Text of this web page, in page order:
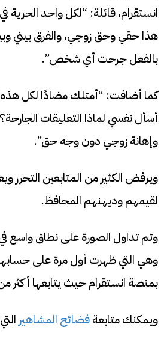
انستقرام، قائلة: “لكل واحد الحرية
هذا حقي وحق زوجي، والفرق بيني
بالفعل جرحت أي شخص”.
كما أضافت: “أمتلك مضادًا لكل هذه
أسأل نفسي لماذا التعليقات
وإهانة زوجي دون وجه حق”.
ويرفض الكثير من المتابعين التحرر
لقيمهم وديهنهم المحافظ.
وتم تداول الصورة على نطاق واسع
وهي التي ظهرت أول مرة على
بمنصة انستقرام حيث يتابعها
ويمكنك متابعةفضائح المشاهير